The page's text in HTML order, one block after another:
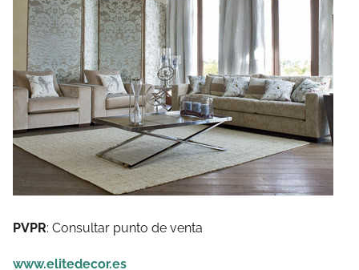
PVPR: Consultar punto de venta
www.elitedecor.es